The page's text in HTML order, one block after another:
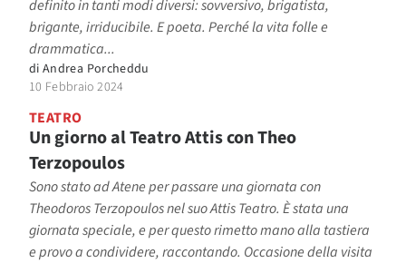
definito in tanti modi diversi: sovversivo, brigatista,
brigante, irriducibile. E poeta. Perché la vita folle e
drammatica...
di Andrea Porcheddu
10 Febbraio 2024
TEATRO
Un giorno al Teatro Attis con Theo
Terzopoulos
Sono stato ad Atene per passare una giornata con
Theodoros Terzopoulos nel suo Attis Teatro. È stata una
giornata speciale, e per questo rimetto mano alla tastiera
e provo a condividere, raccontando. Occasione della visita